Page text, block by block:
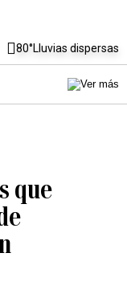
80°Lluvias dispersas
que